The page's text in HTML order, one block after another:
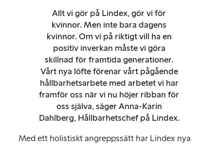
Allt vi gör på Lindex, gör vi för
kvinnor. Men inte bara dagens
kvinnor. Om vi på riktigt vill ha en
positiv inverkan måste vi göra
skillnad för framtida generationer.
Vårt nya löfte förenar vårt pågående
hållbarhetsarbete med arbetet vi har
framför oss när vi nu höjer ribban för
oss själva, säger Anna-Karin
Dahlberg, Hållbarhetschef på Lindex.
Med ett holistiskt angreppssätt har Lindex nya